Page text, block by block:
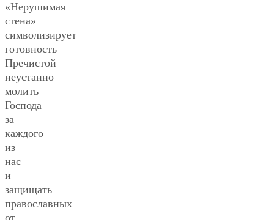
«Нерушимая
стена»
символизирует
готовность
Пречистой
неустанно
молить
Господа
за
каждого
из
нас
и
защищать
православных